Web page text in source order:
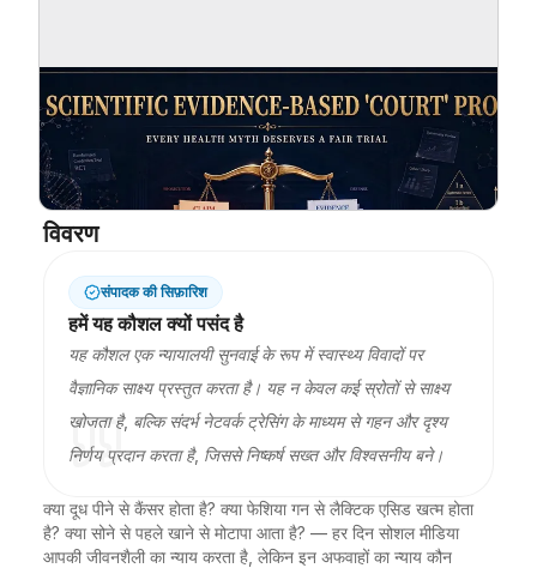
विवरण
संपादक की सिफ़ारिश
हमें यह कौशल क्यों पसंद है
यह कौशल एक न्यायालयी सुनवाई के रूप में स्वास्थ्य विवादों पर
वैज्ञानिक साक्ष्य प्रस्तुत करता है। यह न केवल कई स्रोतों से साक्ष्य
खोजता है, बल्कि संदर्भ नेटवर्क ट्रेसिंग के माध्यम से गहन और दृश्य
निर्णय प्रदान करता है, जिससे निष्कर्ष सख्त और विश्वसनीय बने।
क्या दूध पीने से कैंसर होता है? क्या फेशिया गन से लैक्टिक एसिड खत्म होता
है? क्या सोने से पहले खाने से मोटापा आता है? — हर दिन सोशल मीडिया
आपकी जीवनशैली का न्याय करता है, लेकिन इन अफवाहों का न्याय कौन